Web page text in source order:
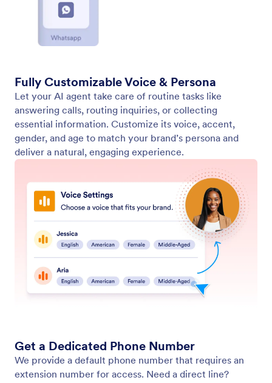
Customize Your Agent’s Voice
Create the perfect voice for your AI Agent by
customizing the accent, tone, and more for a
personalized and engaging user experience.